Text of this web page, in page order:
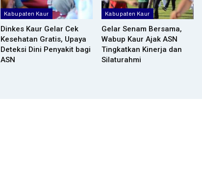
Kabupaten Kaur
Dinkes Kaur Gelar Cek
Kesehatan Gratis, Upaya
Deteksi Dini Penyakit bagi
ASN
Kabupaten Kaur
Gelar Senam Bersama,
Wabup Kaur Ajak ASN
Tingkatkan Kinerja dan
Silaturahmi